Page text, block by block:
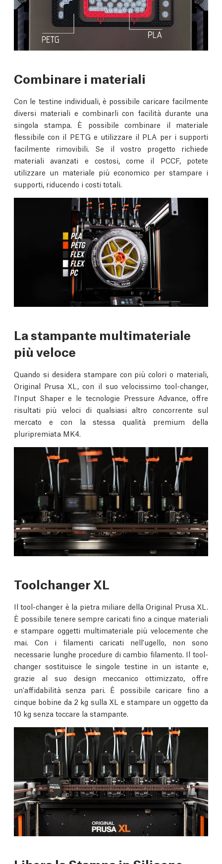
Combinare i materiali
Con le testine individuali, è possibile caricare facilmente
diversi materiali e combinarli con facilità durante una
singola stampa. È possibile combinare il materiale
flessibile con il PETG e utilizzare il PLA per i supporti
facilmente rimovibili. Se il vostro progetto richiede
materiali avanzati e costosi, come il PCCF, potete
utilizzare un materiale più economico per stampare i
supporti, riducendo i costi totali.
La stampante multimateriale
più veloce
Quando si desidera stampare con più colori o materiali,
Original Prusa XL, con il suo velocissimo tool-changer,
l'Input Shaper e le tecnologie Pressure Advance, offre
risultati più veloci di qualsiasi altro concorrente sul
mercato e con la stessa qualità premium della
pluripremiata MK4.
Toolchanger XL
Il tool-changer è la pietra miliare della Original Prusa XL.
È possibile tenere sempre caricati fino a cinque materiali
e stampare oggetti multimateriale più velocemente che
mai. Con i filamenti caricati nell'ugello, non sono
necessarie lunghe procedure di cambio filamento. Il tool-
changer sostituisce le singole testine in un istante e,
grazie al suo design meccanico ottimizzato, offre
un'affidabilità senza pari. È possibile caricare fino a
cinque bobine da 2 kg sulla XL e stampare un oggetto da
10 kg senza toccare la stampante.